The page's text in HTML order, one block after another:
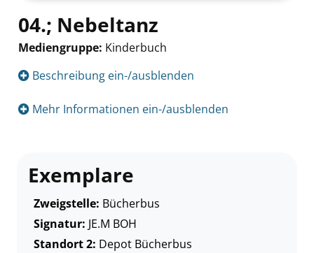
04.; Nebeltanz
Mediengruppe: Kinderbuch
Beschreibung ein-/ausblenden
Mehr Informationen ein-/ausblenden
Exemplare
Zweigstelle: Bücherbus
Signatur: JE.M BOH
Standort 2: Depot Bücherbus